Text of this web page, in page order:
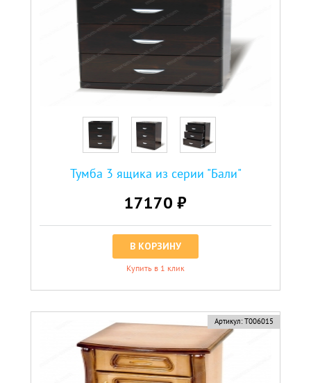
Тумба 3 ящика из серии "Бали"
17170 ₽
В КОРЗИНУ
Купить в 1 клик
Артикул: Т006015